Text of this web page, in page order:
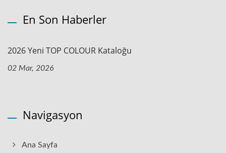
En Son Haberler
2026 Yeni TOP COLOUR Kataloğu
02 Mar, 2026
Navigasyon
Ana Sayfa